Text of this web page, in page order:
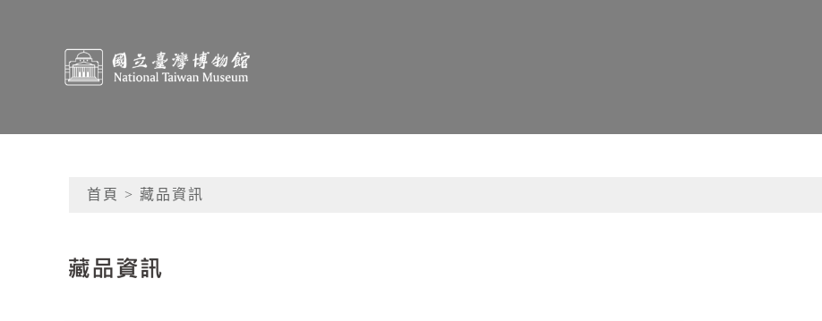
國立臺灣博物館典藏查詢資訊系統
網頁導覽
首頁 > 藏品資訊